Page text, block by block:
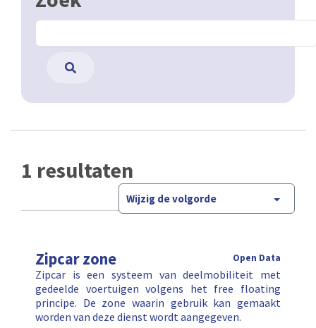
1 resultaten
Wijzig de volgorde
Zipcar zone Open Data
Zipcar is een systeem van deelmobiliteit met
gedeelde voertuigen volgens het free floating
principe. De zone waarin gebruik kan gemaakt
worden van deze dienst wordt aangegeven.